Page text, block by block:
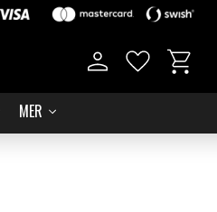
MER
Favorites